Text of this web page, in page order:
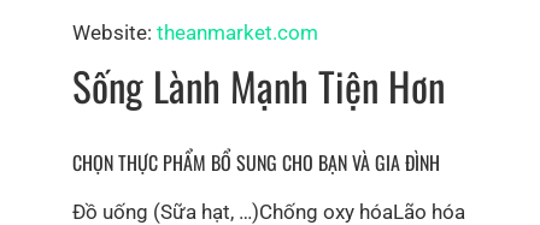
Website: theanmarket.com
Sống Lành Mạnh Tiện Hơn
CHỌN THỰC PHẨM BỔ SUNG CHO BẠN VÀ GIA ĐÌNH
Đồ uống (Sữa hạt, …)Chống oxy hóaLão hóa